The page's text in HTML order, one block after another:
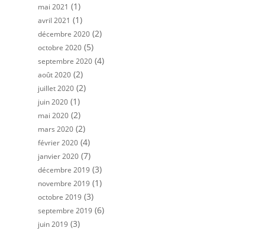
mai 2021 (1)
avril 2021 (1)
décembre 2020 (2)
octobre 2020 (5)
septembre 2020 (4)
août 2020 (2)
juillet 2020 (2)
juin 2020 (1)
mai 2020 (2)
mars 2020 (2)
février 2020 (4)
janvier 2020 (7)
décembre 2019 (3)
novembre 2019 (1)
octobre 2019 (3)
septembre 2019 (6)
juin 2019 (3)